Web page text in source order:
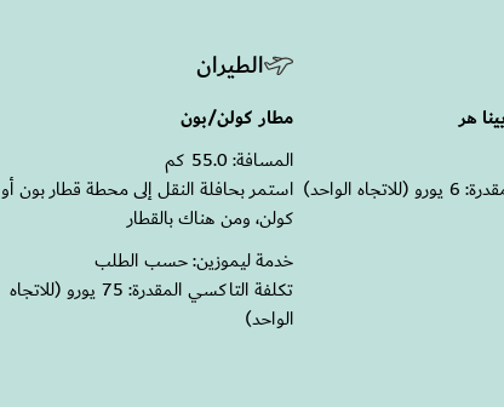
هر
الواحد)
الطيران
مطار كولن/بون
المسافة: 55.0 كم
استمر بحافلة النقل إلى محطة قطار بون أو
كولن، ومن هناك بالقطار
خدمة ليموزين: حسب الطلب
تكلفة التاكسي المقدرة: 75 يورو (للاتجاه
الواحد)